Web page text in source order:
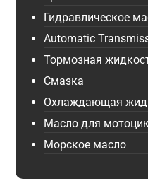
Гидравлическое
Automatic
Тормозная
Смазка
Охлаждающая
Масло для
Морское масло